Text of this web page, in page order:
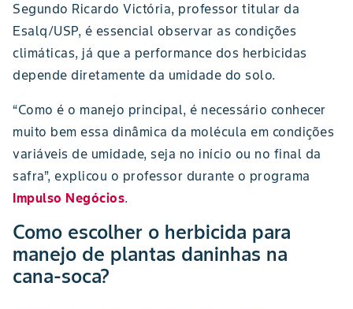
Segundo Ricardo Victória, professor titular da
Esalq/USP, é essencial observar as condições
climáticas, já que a performance dos herbicidas
depende diretamente da umidade do solo.
“Como é o manejo principal, é necessário conhecer
muito bem essa dinâmica da molécula em condições
variáveis de umidade, seja no início ou no final da
safra”, explicou o professor durante o programa
Impulso Negócios.
Como escolher o herbicida para
manejo de plantas daninhas na
cana-soca?